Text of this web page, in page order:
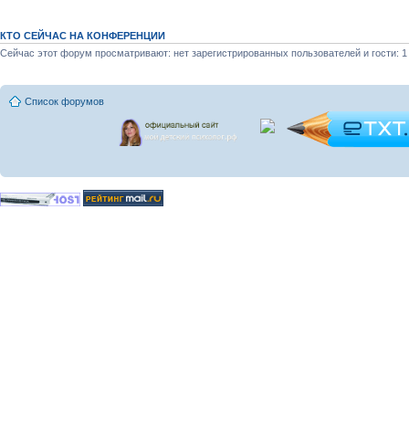
КТО СЕЙЧАС НА КОНФЕРЕНЦИИ
Сейчас этот форум просматривают: нет зарегистрированных пользователей и гости: 1
Список форумов